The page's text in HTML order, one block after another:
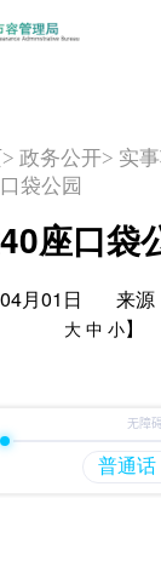
> 政务公开> 实
袋公园
座口袋
04月01日 来
大 中 小】